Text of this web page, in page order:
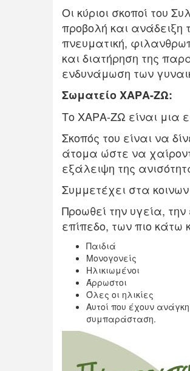
Οι κύριοι σκοποί του
προβολή και ανάδειξη
πνευματική,
και διατήρηση της
ενδυνάμωση των
Σωματείο ΧΑΡΑ-ΖΩ:
Το ΧΑΡΑ-ΖΩ είναι μια
Σκοπός του είναι να
άτομα ώστε να
εξάλειψη της
Συμμετέχει στα
Προωθεί την υγεία,
επίπεδο, των πιο κάτω
Παιδιά
Μονογονείς
Ηλικιωμένοι
Άρρωστοι
Όλες οι ηλικίες
Αυτοί που έχουν
συμπαράσταση.